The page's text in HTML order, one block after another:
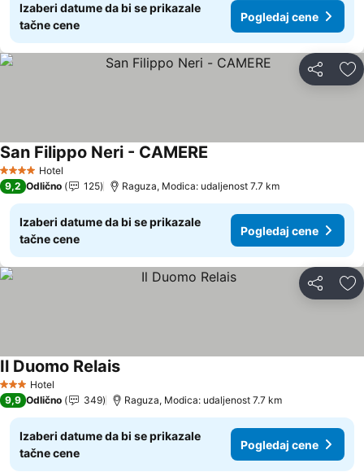
Izaberi datume da bi se prikazale
tačne cene
Pogledaj cene
Deli
4 ZvezdiceHotel
San Filippo Neri - CAMERE
9,2 Odlično 125 Raguza, Modica: udaljenost 7.7 km
Izaberi datume da bi se prikazale
tačne cene
Pogledaj cene
Deli
3 Zvezdice
Hotel
Il Duomo Relais
9,9 Odlično 349 Raguza, Modica: udaljenost 7.7 km
Izaberi datume da bi se prikazale
tačne cene
Pogledaj cene